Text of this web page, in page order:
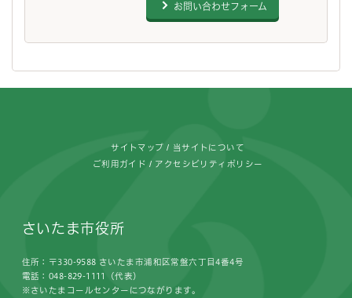
お問い合わせフォーム
サイトマップ 当サイトについて
ご利用ガイド アクセシビリティポリシー
さいたま市役所
住所：〒330-9588 さいたま市浦和区常盤六丁目4番4号
電話：048-829-1111（代表）
※さいたまコールセンターにつながります。